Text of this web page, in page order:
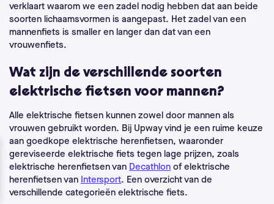
verklaart waarom we een zadel nodig hebben dat aan beide
soorten lichaamsvormen is aangepast. Het zadel van een
mannenfiets is smaller en langer dan dat van een
vrouwenfiets.
Wat zijn de verschillende soorten
elektrische fietsen voor mannen?
Alle elektrische fietsen kunnen zowel door mannen als
vrouwen gebruikt worden. Bij Upway vind je een ruime keuze
aan goedkope elektrische herenfietsen, waaronder
gereviseerde elektrische fiets tegen lage prijzen, zoals
elektrische herenfietsen van Decathlon of elektrische
herenfietsen van Intersport. Een overzicht van de
verschillende categorieën elektrische fiets.